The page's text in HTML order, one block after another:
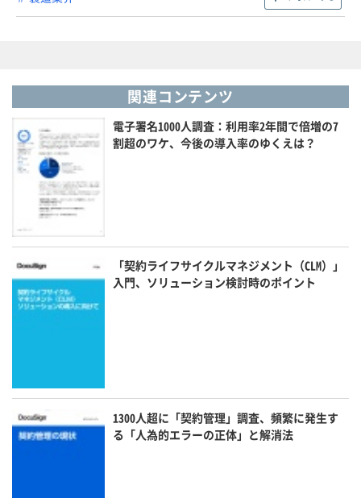
関連コンテンツ
電子署名1000人調査：利用率2年間で倍増の7
割超のワケ、今後の導入率のゆくえは？
「契約ライフサイクルマネジメント（CLM）」
入門、ソリューション検討時のポイント
1300人超に「契約管理」調査、頻繁に発生す
る「人為的エラーの正体」と解消法